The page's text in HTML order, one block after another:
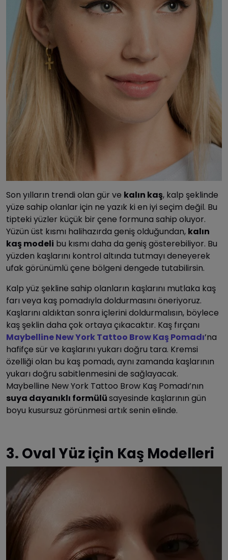
Son yılların trendi olan gür ve kalın kaş, kalp şeklinde
yüze sahip olanlar için ne yazık ki en iyi seçim değil. Bu
tipteki yüzler küçük bir çene formuna sahip oluyor.
Yüzün üst kısmı halihazırda geniş olduğundan, kalın
kaş modeli bu kısmı daha da geniş gösterebiliyor. Bu
yüzden kaşlarını kontrol altında tutmayı deneyerek
ufak görünümlü çene bölgeni dengede tutabilirsin.
Kalp yüz şekline sahip olanların kaşlarını mutlaka kaş
farı veya kaş pomadıyla doldurmasını öneriyoruz.
Kaşlarını aldıktan sonra içlerini doldurmalısın, böylece
kaş şeklin daha çok ortaya çıkacaktır. Kaş fırçanı
Maybelline New York Tattoo Brow Kaş Pomadı’na
hafifçe sür ve kaşlarını yukarı doğru tara. Kremsi
özelliği olan bu kaş pomadı, aynı zamanda kaşlarının
yukarı doğru sabitlenmesini de sağlayacak.
Maybelline New York Tattoo Brow Kaş Pomadı’nın
suya dayanıklı formülüsayesinde kaşlarının gün
boyu kusursuz görünmesi artık senin elinde.
3. Oval Yüz için Kaş Modelleri